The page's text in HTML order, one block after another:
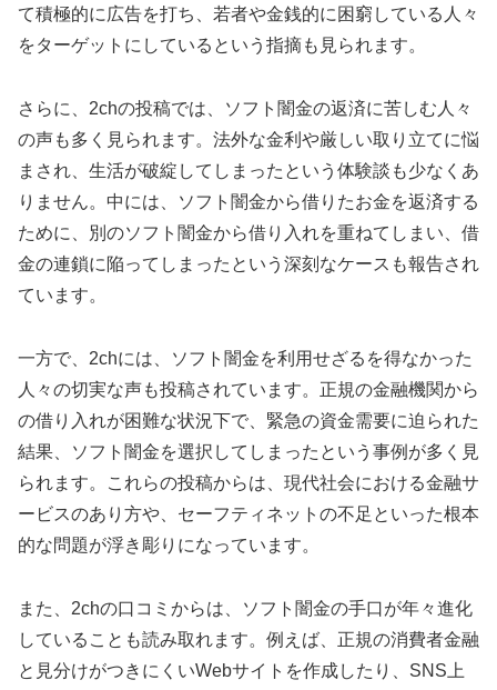
て積極的に広告を打ち、若者や金銭的に困窮している人々
をターゲットにしているという指摘も見られます。
さらに、2chの投稿では、ソフト闇金の返済に苦しむ人々
の声も多く見られます。法外な金利や厳しい取り立てに悩
まされ、生活が破綻してしまったという体験談も少なくあ
りません。中には、ソフト闇金から借りたお金を返済する
ために、別のソフト闇金から借り入れを重ねてしまい、借
金の連鎖に陥ってしまったという深刻なケースも報告され
ています。
一方で、2chには、ソフト闇金を利用せざるを得なかった
人々の切実な声も投稿されています。正規の金融機関から
の借り入れが困難な状況下で、緊急の資金需要に迫られた
結果、ソフト闇金を選択してしまったという事例が多く見
られます。これらの投稿からは、現代社会における金融サ
ービスのあり方や、セーフティネットの不足といった根本
的な問題が浮き彫りになっています。
また、2chの口コミからは、ソフト闇金の手口が年々進化
していることも読み取れます。例えば、正規の消費者金融
と見分けがつきにくいWebサイトを作成したり、SNS上